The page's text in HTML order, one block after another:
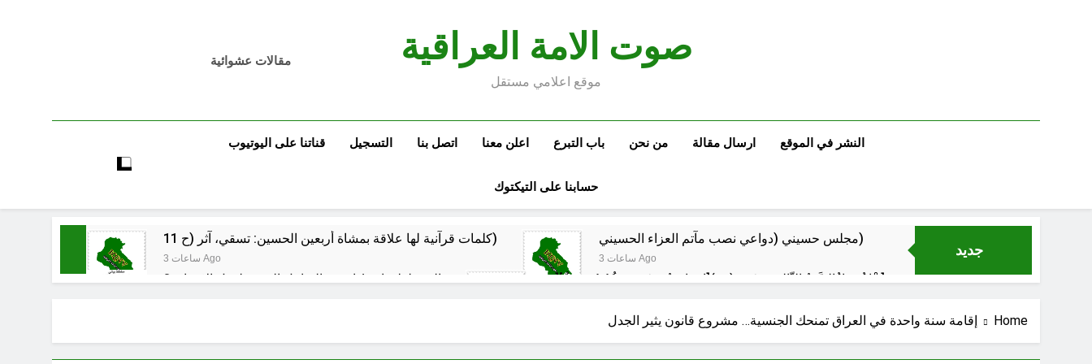
صوت الامة العراقية
موقع اعلامي مستقل
مقالات عشوائية
النشر في الموقع ارسال مقالة من نحن باب التبرع اعلن معنا اتصل بنا التسجيل قناتنا على اليوتيوب
حسابنا على التيكتوك
جديد
كلمات قرآنية لها علاقة بمشاة أربعين الحسين: تسقي، آثر (ح 11)
3 ساعات Ago
مجلس حسيني (دواعي نصب مآتم العزاء الحسيني)
3 ساعات Ago
المخطط بياني / اسس التعامل المنجز لعقل الانسان ؟ عْاشُورْاءُالسَّنَةُ الثَّالِثةَ عشَرَة(٢٢)[إِنتفاضةُ صفَر…تمرُّدٌ حُسَينيٌّ][ب]
ماذا لو كان المدير اقوى من الوزير ؟
الظلم والظلام والمادة المظلمة ‏نحو ترميم البيت العراقي‏ … حوار في الاصلاح الديني‏(الحلقة الاولى)‏
Home إقامة سنة واحدة في العراق تمنحك الجنسية… مشروع قانون يثير الجدل